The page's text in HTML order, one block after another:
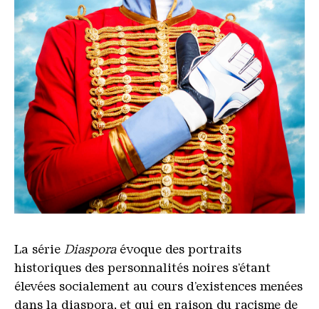
La série Diasporaévoque des portraits
historiques des personnalités noires s’étant
élevées socialement au cours d’existences menées
dans la diaspora, et qui en raison du racisme de